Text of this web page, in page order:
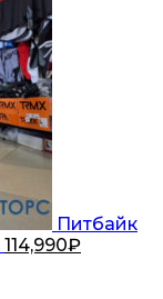
Питбайк
114,990₽